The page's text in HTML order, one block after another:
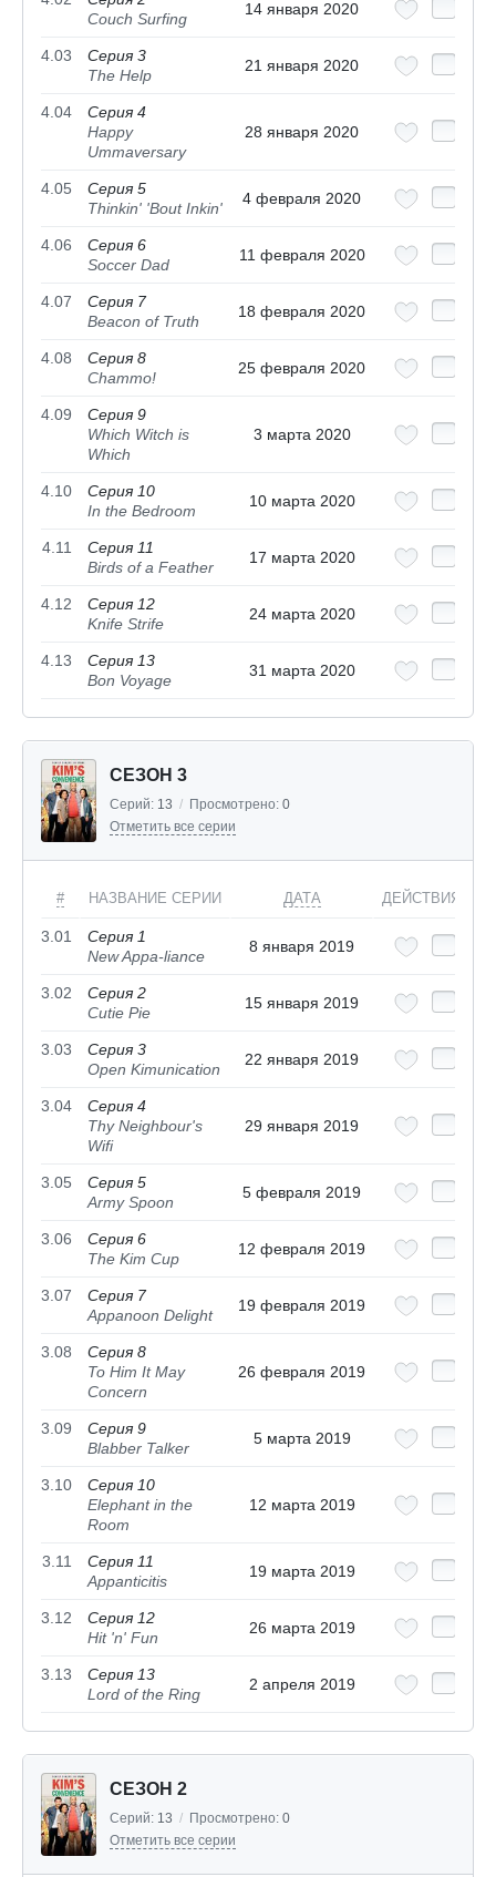
Couch Surfing
14 января 2020
4.03
Серия 3
The Help
21 января 2020
4.04
Серия 4
Happy
Ummaversary
28 января 2020
4.05
Серия 5
Thinkin' 'Bout Inkin'
4 февраля 2020
4.06
Серия 6
Soccer Dad
11 февраля 2020
4.07
Серия 7
Beacon of Truth
18 февраля 2020
4.08
Серия 8
Chammo!
25 февраля 2020
4.09
Серия 9
Which Witch is
Which
3 марта 2020
4.10
Серия 10
In the Bedroom
10 марта 2020
4.11
Серия 11
Birds of a Feather
17 марта 2020
4.12
Серия 12
Knife Strife
24 марта 2020
4.13
Серия 13
Bon Voyage
31 марта 2020
СЕЗОН 3
Серий: 13 / Просмотрено: 0
Отметить все серии
# НАЗВАНИЕ СЕРИИ ДАТА ДЕЙСТВИЯ
3.01
Серия 1
New Appa-liance
8 января 2019
3.02
Серия 2
Cutie Pie
15 января 2019
3.03
Серия 3
Open Kimunication
22 января 2019
3.04
Серия 4
Thy Neighbour's
Wifi
29 января 2019
3.05
Серия 5
Army Spoon
5 февраля 2019
3.06
Серия 6
The Kim Cup
12 февраля 2019
3.07
Серия 7
Appanoon Delight
19 февраля 2019
3.08
Серия 8
To Him It May
Concern
26 февраля 2019
3.09
Серия 9
Blabber Talker
5 марта 2019
3.10
Серия 10
Elephant in the
Room
12 марта 2019
3.11
Серия 11
Appanticitis
19 марта 2019
3.12
Серия 12
Hit 'n' Fun
26 марта 2019
3.13
Серия 13
Lord of the Ring
2 апреля 2019
СЕЗОН 2
Серий: 13 / Просмотрено: 0
Отметить все серии